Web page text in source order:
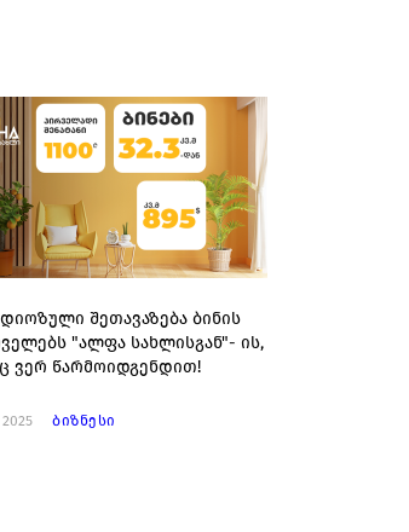
შეთავაზება ბინის
"ალფა სახლისგან"- ის,
ვერ წარმოიდგენდით!
2025 ბიზნესი